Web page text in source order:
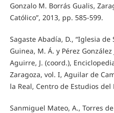
Gonzalo M. Borrás Gualis,
Católico”, 2013, pp. 585-599.
Sagaste Abadía, D., “Iglesia de
Guinea, M. Á. y Pérez
Aguirre, J. (coord.),
Zaragoza, vol. I, Aguilar de
la Real, Centro de Estudios
Sanmiguel Mateo, A., Torres